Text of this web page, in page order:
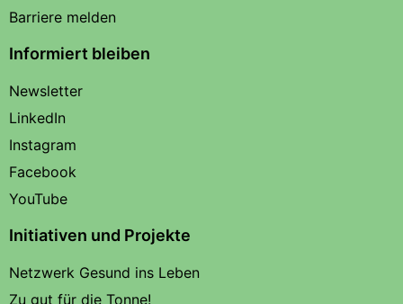
Barriere melden
Informiert bleiben
Newsletter
LinkedIn
Instagram
Facebook
YouTube
Initiativen und Projekte
Netzwerk Gesund ins Leben
Zu gut für die Tonne!